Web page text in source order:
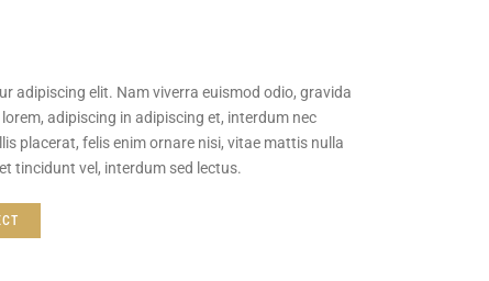
adipiscing elit. Nam viverra euismod odio, gravida
adipiscing in adipiscing et, interdum nec
placerat, felis enim ornare nisi, vitae mattis nulla
tincidunt vel, interdum sed lectus.